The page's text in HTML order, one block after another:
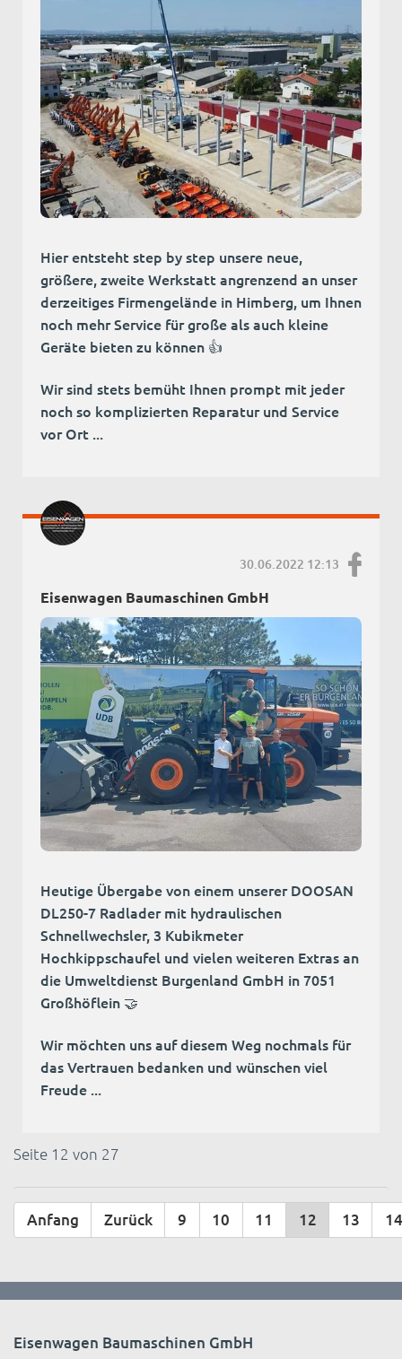
Hier entsteht step by step unsere neue,
größere, zweite Werkstatt angrenzend an unser
derzeitiges Firmengelände in Himberg, um Ihnen
noch mehr Service für große als auch kleine
Geräte bieten zu können 👍
Wir sind stets bemüht Ihnen prompt mit jeder
noch so komplizierten Reparatur und Service
vor Ort ...
30.06.2022 12:13
Eisenwagen Baumaschinen GmbH
Heutige Übergabe von einem unserer DOOSAN
DL250-7 Radlader mit hydraulischen
Schnellwechsler, 3 Kubikmeter
Hochkippschaufel und vielen weiteren Extras an
die Umweltdienst Burgenland GmbH in 7051
Großhöflein 🤝
Wir möchten uns auf diesem Weg nochmals für
das Vertrauen bedanken und wünschen viel
Freude ...
Seite 12 von 27
Anfang Zurück 9 10 11 12 13 14
Eisenwagen Baumaschinen GmbH